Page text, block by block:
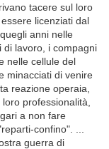
tacere sul loro
licenziati dal
anni nelle
di lavoro, i compagni
nelle cellule del
minacciati di venire
reazione operaia,
professionalità,
a non fare
confino". ...
guerra di